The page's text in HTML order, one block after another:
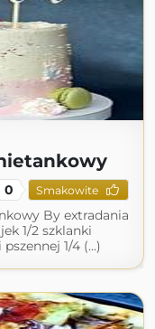
0 Smakowite
By extradania
1/2 szklanki
1/4 (...)